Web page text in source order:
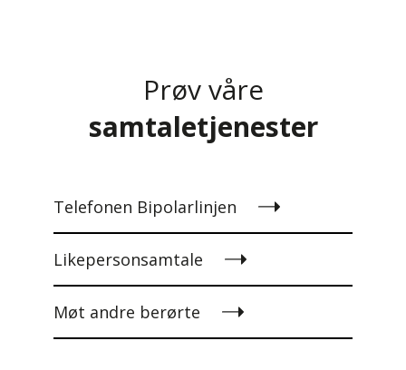
Prøv våre
samtaletjenester
Telefonen Bipolarlinjen
Likepersonsamtale
Møt andre berørte